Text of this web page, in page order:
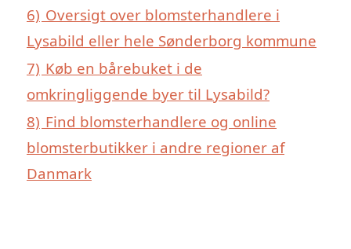
6) Oversigt over blomsterhandlere i
Lysabild eller hele Sønderborg kommune
7) Køb en bårebuket i de
omkringliggende byer til Lysabild?
8) Find blomsterhandlere og online
blomsterbutikker i andre regioner af
Danmark